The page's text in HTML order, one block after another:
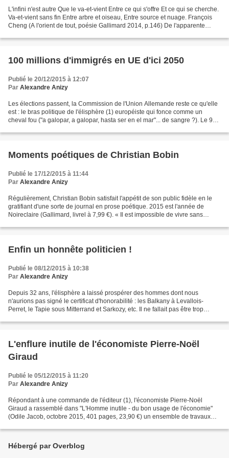
L'infini n'est autre Que le va-et-vient Entre ce qui s'offre Et ce qui se cherche.
Va-et-vient sans fin Entre arbre et oiseau, Entre source et nuage. François
Cheng (A l'orient de tout, poésie Gallimard 2014, p.146) De l'apparente
100 millions d'immigrés en UE d'ici 2050
Publié le 20/12/2015 à 12:07
Par Alexandre Anizy
Les élections passent, la Commission de l'Union Allemande reste ce qu'elle
est : le bras politique de l'élisphère (1) européiste qui fonce comme un
cheval fou ("a galopar, a galopar, hasta ser en el mar"... de sangre ?). Le 9
Moments poétiques de Christian Bobin
Publié le 17/12/2015 à 11:44
Par Alexandre Anizy
Régulièrement, Christian Bobin satisfait l'appétit de son public fidèle en le
gratifiant d'une sorte de journal en prose poétique. 2015 est l'année de
Noireclaire (Gallimard, livrel à 7,99 €). « Il est impossible de vivre sans
Enfin un honnête politicien !
Publié le 08/12/2015 à 10:38
Par Alexandre Anizy
Depuis 32 ans, l'élisphère a laissé prospérer des hommes dont nous
n'aurions pas signé le certificat d'honorabilité : les Balkany à Levallois-
Perret, le Tapie sous Mitterrand et Sarkozy, etc. Il ne fallait pas être trop
L'enflure inutile de l'économiste Pierre-Noël
Giraud
Publié le 05/12/2015 à 11:20
Par Alexandre Anizy
Répondant à une commande de l'éditeur (1), l'économiste Pierre-Noël
Giraud a rassemblé dans "L'Homme inutile - du bon usage de l'économie"
(Odile Jacob, octobre 2015, 401 pages, 23,90 €) un ensemble de travaux
Hébergé par Overblog